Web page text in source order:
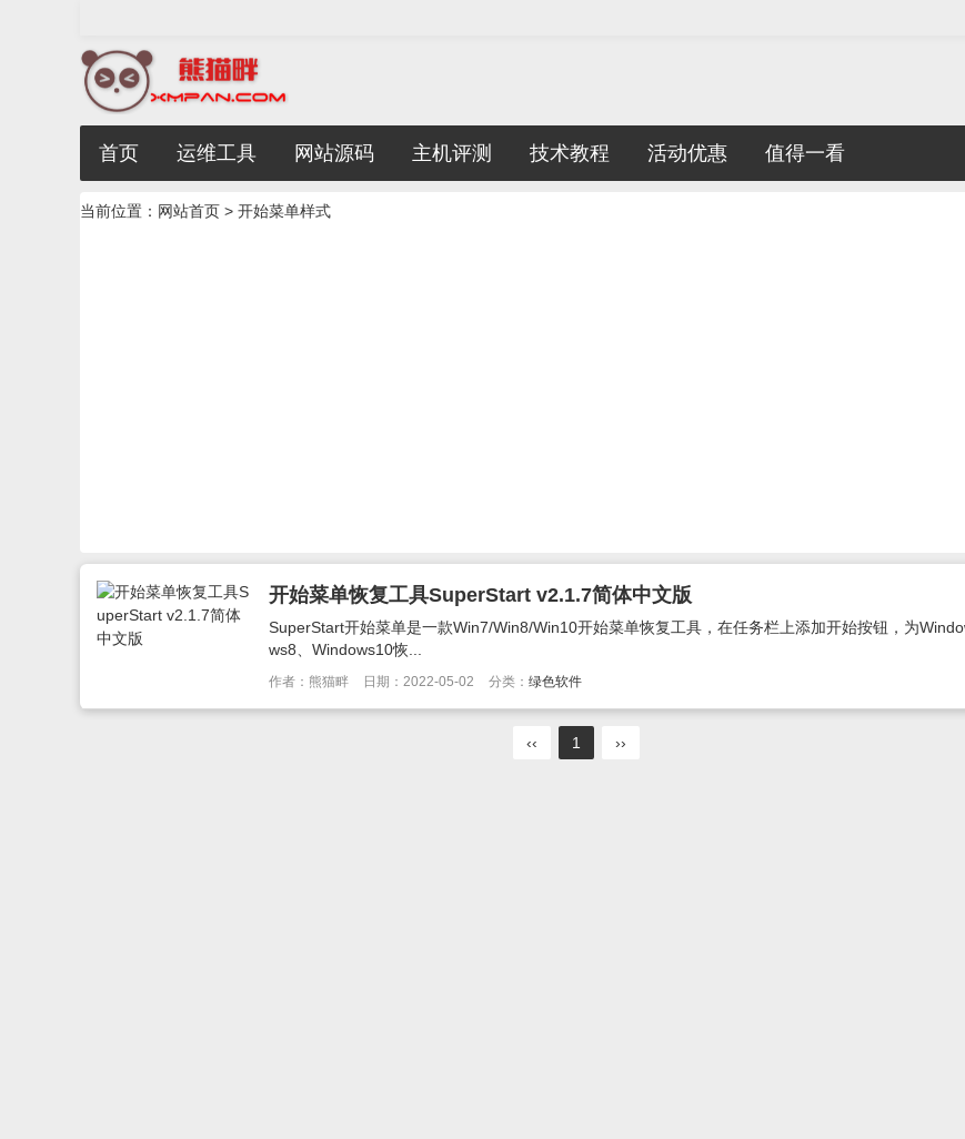
首页 运维工具 网站源码 主机评测 技术教程 活动优惠 值得一看
当前位置： 网站首页 > 开始菜单样式
开始菜单恢复工具SuperStart v2.1.7简体中文版
SuperStart开始菜单是一款Win7/Win8/Win10开始菜单恢复工具，在任务栏上添加开始按钮，为
ws8、Windows10恢...
作者：熊猫畔 日期：2022-05-02 分类： 绿色软件
‹‹ 1 ››